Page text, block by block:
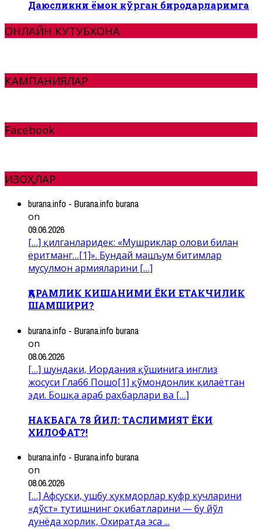
Даюсликни ёмон кўрган биродарларимга
ОНЛАЙН КУТУБХОНА
КАМПАНИЯЛАР
Facebook
ИЗОҲЛАР
burana.info - Burana.info burana
on
09.06.2026
[…] қилганларидек: «Мушриклар олови билан
ёритманг…[1]». Бундай машъум битимлар
мусулмон армияларини […]
ҚАРАМЛИК КИШАНИМИ ЁКИ ЕТАКЧИЛИК
ШАМШИРИ?
burana.info - Burana.info burana
on
08.06.2026
[…] шундаки, Иордания қўшинига инглиз
жосуси Глабб Пошо[1] қўмондонлик қилаётган
эди. Бошқа араб раҳбарлари ва […]
НАКБАГА 78 ЙИЛ: ТАСЛИМИЯТ ЁКИ
ХИЛОФАТ?!
burana.info - Burana.info burana
on
08.06.2026
[…] Афсуски, ушбу ҳукмдорлар куфр кучларини
«дўст» тутишнинг оқибатларини — бу йўл
дунёда хорлик, Охиратда эса ...